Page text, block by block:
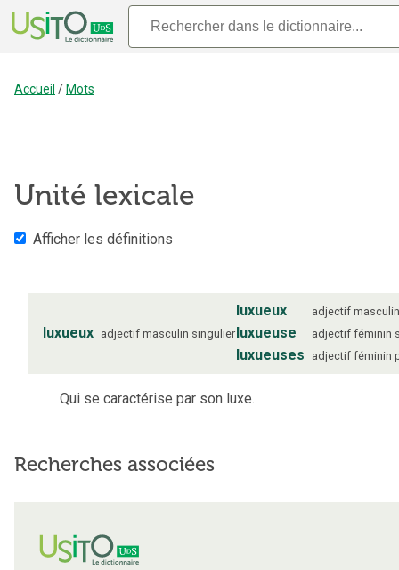
Accueil / Mots
Unité lexicale
Afficher les définitions
luxueux adjectif masculin singulier
luxueux adjectif
luxueuse adjectif féminin
luxueuses adjectif féminin
Qui se caractérise par son luxe.
Recherches associées